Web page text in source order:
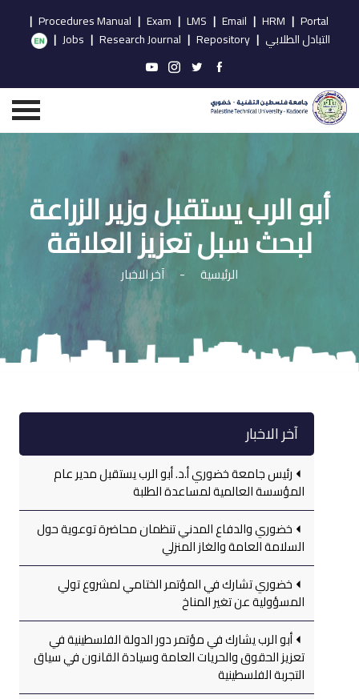
Portal
|
HRM
|
Email
|
LMS
|
Exam
|
Procedures Manual
|
التبادل الطلابي |
Repository
|
Research Journal
|
Jobs
|
أبو الرب يستقبل وزير الزراعة
لبحث سبل تعزيز العلاقة
الرئيسية - آخر الاخبار
آخر الاخبار
رئيس جامعة خضوري أ.د. أبو الرب يستقبل مدير عام
المؤسسة العالمية لمساعدة الطلبة
خضوري والدفاع المدني تنظمان محاضرة توعوية حول
السلامة العامة والغاز المنزلي
خضوري تشارك في المؤتمر الختامي لمشروع تولي
المسؤولية عن تغير المناخ
أبو الرب يشارك في مؤتمر دور الدولة الفلسطينية في
تعزيز الحقوق والحريات العامة وسيادة القانون في سياق
التجربة الفلسطينية